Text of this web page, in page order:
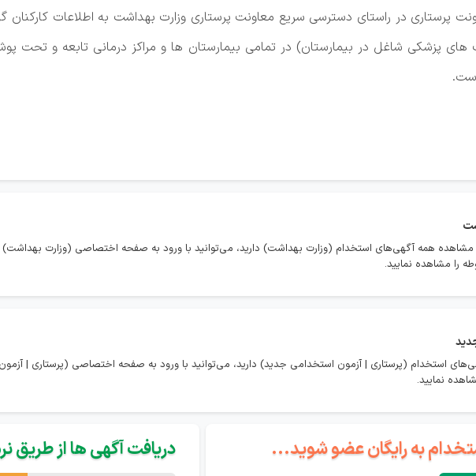
پرستاری در راستای دسترسی سریع معاونت پرستاری وزارت بهداشت به اطلاعات کارکنان
پزشکی شاغل در بیمارستان) در تمامی بیمارستان ها و مراکز درمانی تابعه و تحت
مشاهده همه آگهی‌های استخدام (وزارت بهداشت) دارید، می‌توانید با ورود به صفحه اختصاصی (وزارت بهداشت)
را مشاهده نمایید.
استخدام (پرستاری | آزمون استخدامی جدید) دارید، می‌توانید با ورود به صفحه اختصاصی (پرستاری |
نمایید.
به رایگان عضو شوید... دریافت آگهی ها از طریق